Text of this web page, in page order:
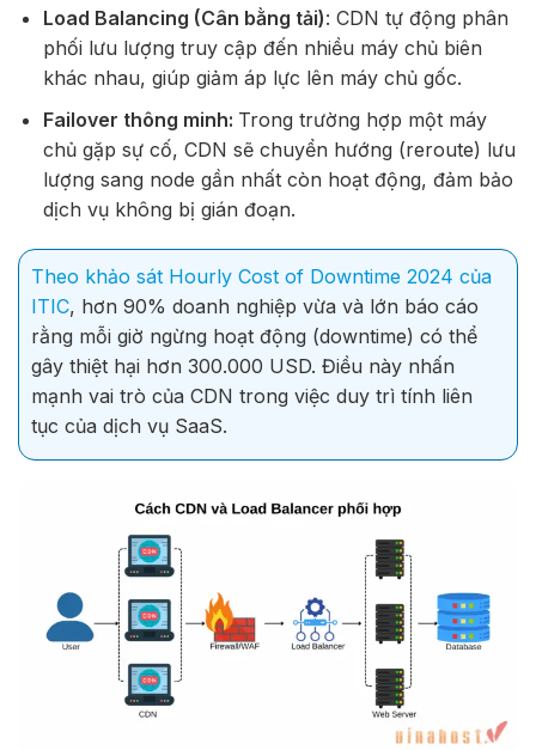
Load Balancing (Cân bằng tải): CDN tự động phân
phối lưu lượng truy cập đến nhiều máy chủ biên
khác nhau, giúp giảm áp lực lên máy chủ gốc.
Failover thông minh: Trong trường hợp một máy
chủ gặp sự cố, CDN sẽ chuyển hướng (reroute) lưu
lượng sang node gần nhất còn hoạt động, đảm bảo
dịch vụ không bị gián đoạn.
Theo khảo sát Hourly Cost of Downtime 2024 của
ITIC, hơn 90% doanh nghiệp vừa và lớn báo cáo
rằng mỗi giờ ngừng hoạt động (downtime) có thể
gây thiệt hại hơn 300.000 USD. Điều này nhấn
mạnh vai trò của CDN trong việc duy trì tính liên
tục của dịch vụ SaaS.